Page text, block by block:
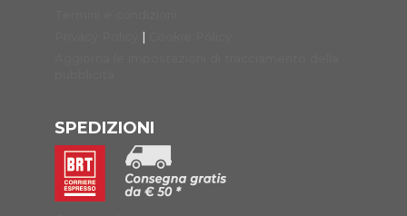
|
SPEDIZIONI